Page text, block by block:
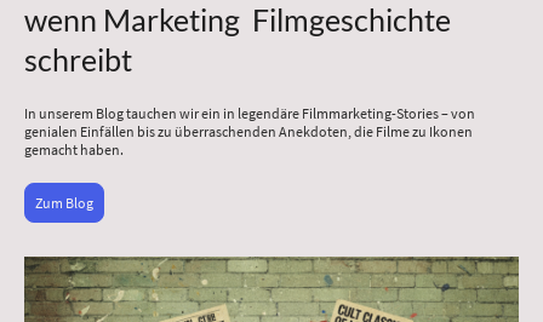
wenn Marketing Filmgeschichte
schreibt
In unserem Blog tauchen wir ein in legendäre Filmmarketing-Stories – von
genialen Einfällen bis zu überraschenden Anekdoten, die Filme zu Ikonen
gemacht haben.
Zum Blog